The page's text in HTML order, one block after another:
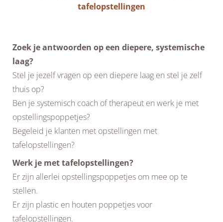
tafelopstellingen
Zoek je antwoorden op een diepere, systemische
laag?
Stel je jezelf vragen op een diepere laag en stel je zelf
thuis op?
Ben je systemisch coach of therapeut en werk je met
opstellingspoppetjes?
Begeleid je klanten met opstellingen met
tafelopstellingen?
Werk je met tafelopstellingen?
Er zijn allerlei opstellingspoppetjes om mee op te
stellen.
Er zijn plastic en houten poppetjes voor
tafelopstellingen.